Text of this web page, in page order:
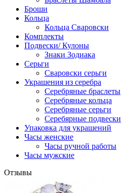
Броши
Кольца
Кольца Сваровски
Комплекты
Подвески/ Кулоны
Знаки Зодиака
Серьги
Сваровски серьги
Украшения из серебра
Серебряные браслеты
Серебряные кольца
Серебряные серьги
Серебярные подвески
Упаковка для украшений
Часы женские
Часы ручной работы
Часы мужские
Отзывы